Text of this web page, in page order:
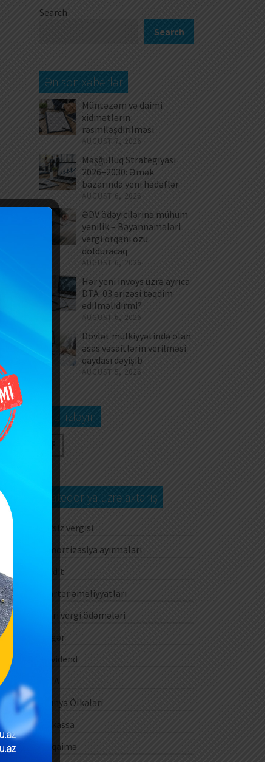
Search
Search
Ən son xəbərlər
Müntəzəm və daimi
xidmətlərin
rəsmiləşdirilməsi
AUGUST 7, 2026
Məşğulluq Strategiyası
2026–2030: Əmək
bazarında yeni hədəflər
AUGUST 6, 2026
ƏDV ödəyicilərinə mühüm
yenilik – Bəyannamələri
vergi orqanı özü
dolduracaq
AUGUST 6, 2026
Hər yeni invoys üzrə ayrıca
DTA-03 ərizəsi təqdim
edilməlidirmi?
AUGUST 6, 2026
Dövlət mülkiyyətində olan
əsas vəsaitlərin verilməsi
qaydası dəyişib
AUGUST 5, 2026
Bizi izləyin
Kateqoriya üzrə axtarış
Aksiz vergisi
Amortizasiya ayırmaları
Audit
Barter əməliyyatları
Cari vergi ödəmələri
Digər
Dividend
Dünya Ölkələri
E-kassa
E-qaimə